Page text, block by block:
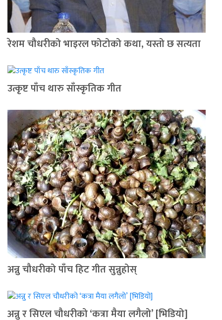
रेशम चौधरीको भाइरल फोटोको कथा, यस्तो छ सत्यता
उत्कृष्ट पाँच थारु साँस्कृतिक गीत
अन्नु चौधरीको पाँच हिट गीत सुन्नुहोस्
अन्नु र सिएल चौधरीको ‘कत्रा मैया लगैलो’ [भिडियो]